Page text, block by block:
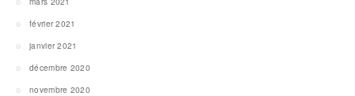
février 2021
janvier 2021
décembre 2020
novembre 2020